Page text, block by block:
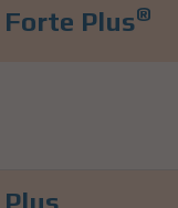
Plus®